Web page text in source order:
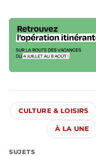
CULTURE & LOISIRS
À LA UNE
SUJETS